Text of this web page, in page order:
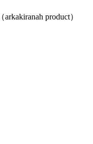
product）